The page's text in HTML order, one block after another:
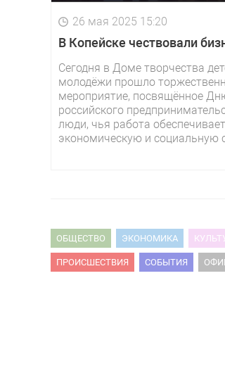
26 мая 2025 15:20
В Копейске чествовали
Сегодня в Доме творчества
молодёжи прошло
мероприятие, посвящённое
российского
люди, чья работа обеспечивает
экономическую и социальную
ОБЩЕСТВО ЭКОНОМИКА
ПРОИСШЕСТВИЯ СОБЫТИЯ